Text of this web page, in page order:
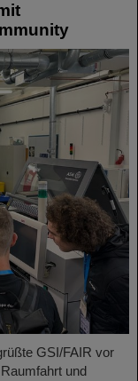
GSI/FAIR vor
und